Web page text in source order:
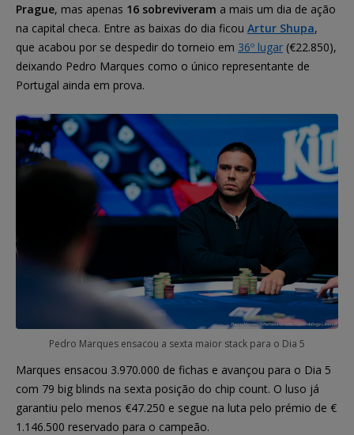
Prague, mas apenas 16 sobreviveram a mais um dia de ação
na capital checa. Entre as baixas do dia ficou Artur Shupa,
que acabou por se despedir do torneio em 36º lugar (€22.850),
deixando Pedro Marques como o único representante de
Portugal ainda em prova.
Pedro Marques ensacou a sexta maior stack para o Dia 5
Marques ensacou 3.970.000 de fichas e avançou para o Dia 5
com 79 big blinds na sexta posição do chip count. O luso já
garantiu pelo menos €47.250 e segue na luta pelo prémio de €
1.146.500 reservado para o campeão.